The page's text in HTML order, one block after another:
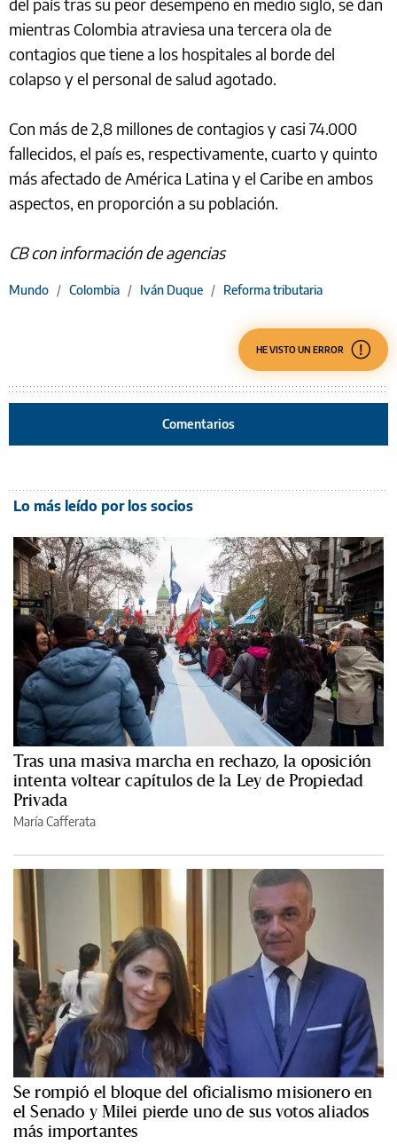
del país tras su peor desempeño en medio siglo, se dan
mientras Colombia atraviesa una tercera ola de
contagios que tiene a los hospitales al borde del
colapso y el personal de salud agotado.
Con más de 2,8 millones de contagios y casi 74.000
fallecidos, el país es, respectivamente, cuarto y quinto
más afectado de América Latina y el Caribe en ambos
aspectos, en proporción a su población.
CB con información de agencias
Mundo / Colombia / Iván Duque / Reforma tributaria
HE VISTO UN ERROR
Comentarios
Lo más leído por los socios
Tras una masiva marcha en rechazo, la oposición
intenta voltear capítulos de la Ley de Propiedad
Privada
María Cafferata
Se rompió el bloque del oficialismo misionero en
el Senado y Milei pierde uno de sus votos aliados
más importantes